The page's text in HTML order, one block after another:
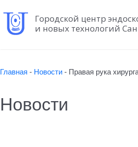
Городской центр
и новых технологий
Главная - Новости - Правая рука
Новости